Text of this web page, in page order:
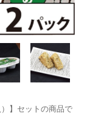
】セットの商品で